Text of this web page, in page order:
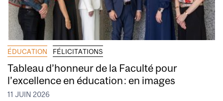
ÉDUCATION FÉLICITATIONS
Tableau d’honneur de la Faculté pour
l’excellence en éducation : en images
11 JUIN 2026